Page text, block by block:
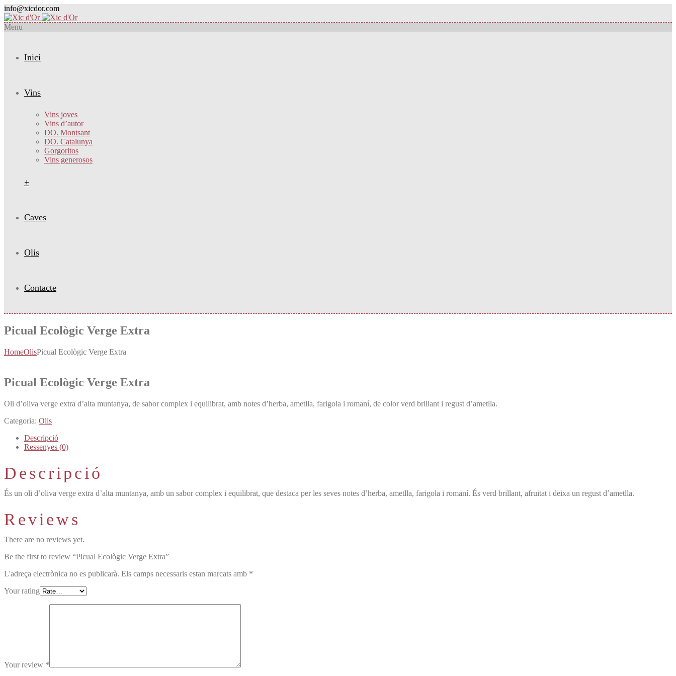
info@xicdor.com
Menu
Inici
Vins
Vins joves
Vins d’autor
DO. Montsant
DO. Catalunya
Gorgoritos
Vins generosos
+
Caves
Olis
Contacte
Picual Ecològic Verge Extra
HomeOlisPicual Ecològic Verge Extra
Picual Ecològic Verge Extra
Oli d’oliva verge extra d’alta muntanya, de sabor complex i equilibrat, amb notes d’herba, ametlla, farigola i romaní, de color verd brillant i regust d’ametlla.
Categoria: Olis
Descripció
Ressenyes (0)
Descripció
És un oli d’oliva verge extra d’alta muntanya, amb un sabor complex i equilibrat, que destaca per les seves notes d’herba, ametlla, farigola i romaní. És verd brillant, afruitat i deixa un regust d’ametlla.
Reviews
There are no reviews yet.
Be the first to review “Picual Ecològic Verge Extra”
L'adreça electrònica no es publicarà. Els camps necessaris estan marcats amb *
Your rating
Your review *